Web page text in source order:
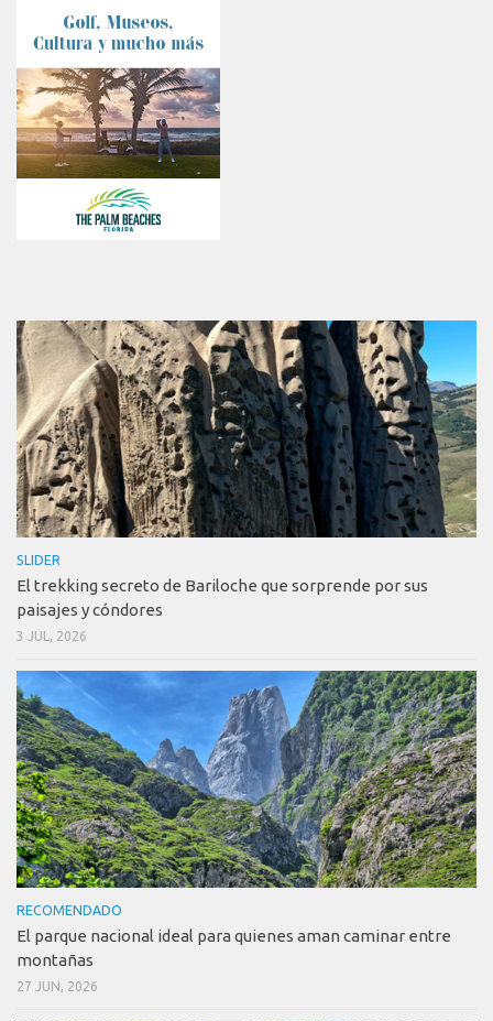
SLIDER
El trekking secreto de Bariloche que sorprende por sus
paisajes y cóndores
3 JUL, 2026
RECOMENDADO
El parque nacional ideal para quienes aman caminar entre
montañas
27 JUN, 2026